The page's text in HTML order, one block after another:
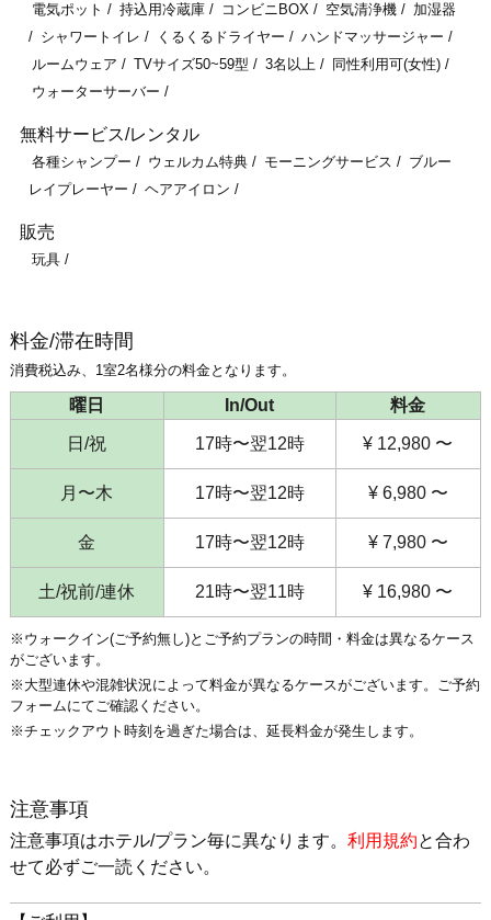
電気ポット
持込用冷蔵庫 コンビニBOX 空気清浄機
加湿器
シャワートイレ
くるくるドライヤー
ハンドマッサージャー
ルームウェア
TVサイズ50~59型 3名以上
同性利用可(女性)
ウォーターサーバー
無料サービス/レンタル
各種シャンプー ウェルカム特典 モーニングサービス
ブルー
レイプレーヤー
ヘアアイロン
販売
玩具
料金/滞在時間
消費税込み、1室2名様分の料金となります。
曜日 In/Out 料金
日/祝 17時〜翌12時 ¥ 12,980 〜
月〜木 17時〜翌12時 ¥ 6,980 〜
金 17時〜翌12時 ¥ 7,980 〜
土/祝前/連休 21時〜翌11時 ¥ 16,980 〜
※ウォークイン(ご予約無し)とご予約プランの時間・料金は異なるケース
がございます。
※大型連休や混雑状況によって料金が異なるケースがございます。ご予約
フォームにてご確認ください。
※チェックアウト時刻を過ぎた場合は、延長料金が発生します。
注意事項
注意事項はホテル/プラン毎に異なります。 利用規約と合わ
せて必ずご一読ください。